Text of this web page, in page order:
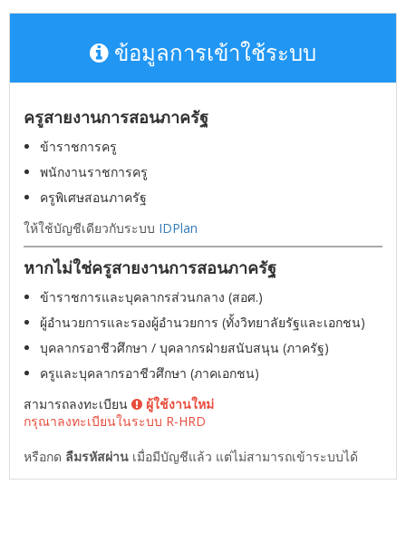
ข้อมูลการเข้าใช้ระบบ
ครูสายงานการสอนภาครัฐ
ข้าราชการครู
พนักงานราชการครู
ครูพิเศษสอนภาครัฐ
ให้ใช้บัญชีเดียวกับระบบ IDPlan
หากไม่ใช่ครูสายงานการสอนภาครัฐ
ข้าราชการและบุคลากรส่วนกลาง (สอศ.)
ผู้อำนวยการและรองผู้อำนวยการ (ทั้งวิทยาลัยรัฐและเอกชน)
บุคลากรอาชีวศึกษา / บุคลากรฝ่ายสนับสนุน (ภาครัฐ)
ครูและบุคลากรอาชีวศึกษา (ภาคเอกชน)
สามารถลงทะเบียน
ผู้ใช้งานใหม่
กรุณาลงทะเบียนในระบบ R-HRD
หรือกด ลืมรหัสผ่าน เมื่อมีบัญชีแล้ว แต่ไม่สามารถเข้าระบบได้